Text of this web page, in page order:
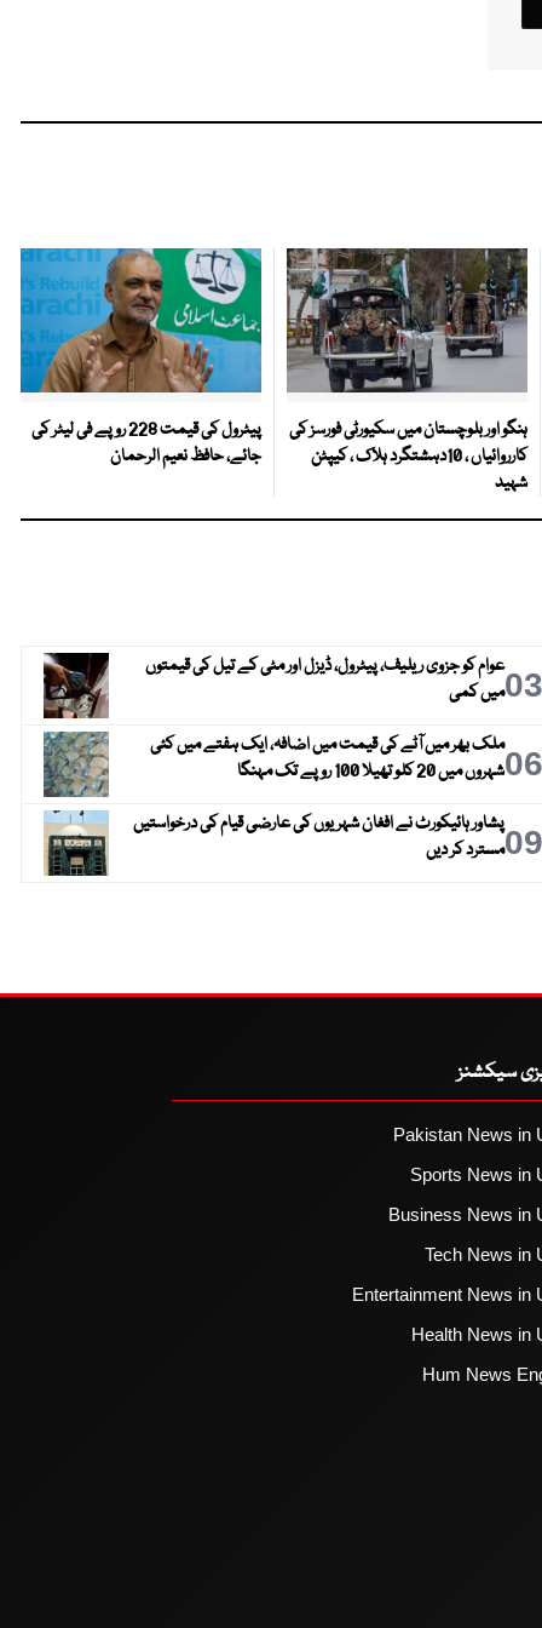
ہنگو اور بلوچستان میں سکیورٹی فورسز کی
کارروائیاں ، 10دہشتگرد ہلاک ، کیپٹن
شہید
پیٹرول کی قیمت 228 روپے فی لیٹر کی
جائے، حافظ نعیم الرحمان
03عوام کو جزوی ریلیف، پیٹرول، ڈیزل اور مٹی کے تیل کی قیمتوں
میں کمی
06ملک بھر میں آٹے کی قیمت میں اضافہ، ایک ہفتے میں کئی
شہروں میں 20 کلو تھیلا 100 روپے تک مہنگا
09پشاور ہائیکورٹ نے افغان شہریوں کی عارضی قیام کی درخواستیں
مسترد کر دیں
سیکشنز
Pakistan News in
Sports News in
Business News in
Tech News in
Entertainment News in
Health News in
Hum News